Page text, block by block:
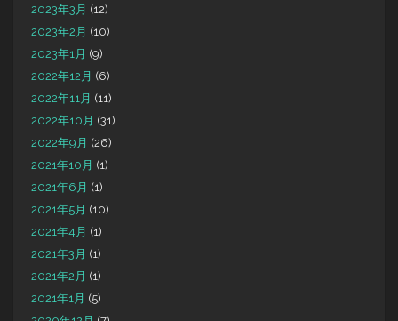
2023年3月 (12)
2023年2月 (10)
2023年1月 (9)
2022年12月 (6)
2022年11月 (11)
2022年10月 (31)
2022年9月 (26)
2021年10月 (1)
2021年6月 (1)
2021年5月 (10)
2021年4月 (1)
2021年3月 (1)
2021年2月 (1)
2021年1月 (5)